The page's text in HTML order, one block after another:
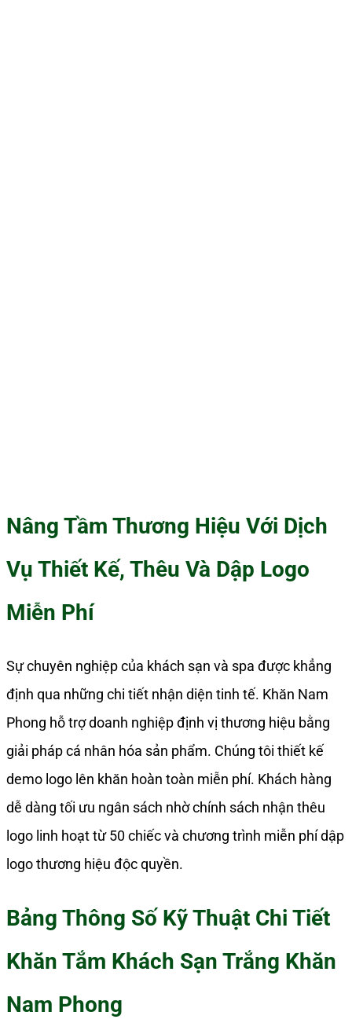
Nâng Tầm Thương Hiệu Với Dịch
Vụ Thiết Kế, Thêu Và Dập Logo
Miễn Phí
Sự chuyên nghiệp của khách sạn và spa được khẳng
định qua những chi tiết nhận diện tinh tế. Khăn Nam
Phong hỗ trợ doanh nghiệp định vị thương hiệu bằng
giải pháp cá nhân hóa sản phẩm. Chúng tôi thiết kế
demo logo lên khăn hoàn toàn miễn phí. Khách hàng
dễ dàng tối ưu ngân sách nhờ chính sách nhận thêu
logo linh hoạt từ 50 chiếc và chương trình miễn phí dập
logo thương hiệu độc quyền.
Bảng Thông Số Kỹ Thuật Chi Tiết
Khăn Tắm Khách Sạn Trắng Khăn
Nam Phong